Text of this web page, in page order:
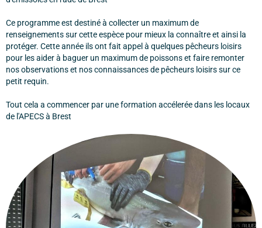
Ce programme est destiné à collecter un maximum de
renseignements sur cette espèce pour mieux la connaître et ainsi la
protéger. Cette année ils ont fait appel à quelques pêcheurs loisirs
pour les aider à baguer un maximum de poissons et faire remonter
nos observations et nos connaissances de pêcheurs loisirs sur ce
petit requin.
Tout cela a commencer par une formation accélerée dans les locaux
de l'APECS à Brest